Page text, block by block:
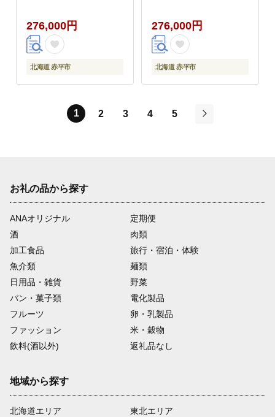
平市
276,000円
北海道 赤平市
本製 機内持ち込み 出張
大型サイズ 北海道 赤平
市
276,000円
北海道 赤平市
1 2 3 4
5
お礼の品から探す
ANAオリジナル
定期便
酒
肉類
加工食品
旅行・宿泊・体験
魚介類
麺類
日用品・雑貨
野菜
パン・菓子類
電化製品
フルーツ
卵・乳製品
ファッション
米・穀物
飲料(酒以外)
返礼品なし
地域から探す
北海道エリア
東北エリア